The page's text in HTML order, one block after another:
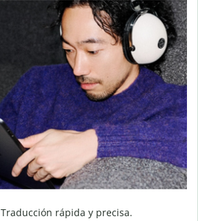
Traducción rápida y precisa.